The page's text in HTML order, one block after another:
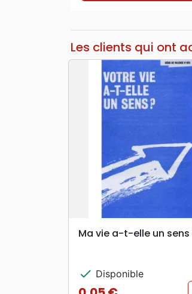
Les clients qui ont
search APERÇU
Ma vie a-t-elle un sens
check Disponible